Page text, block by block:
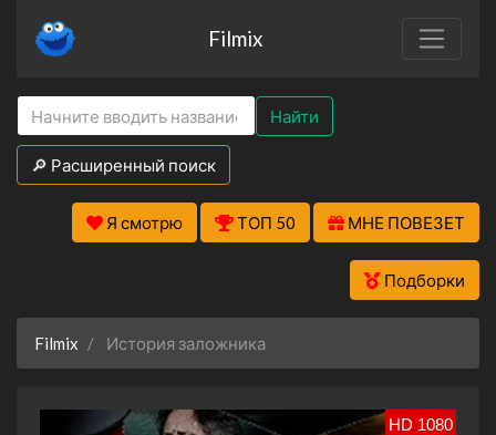
Filmix
Найти
🔎 Расширенный поиск
Я смотрю ТОП 50 МНЕ ПОВЕЗЕТ
Подборки
Filmix История заложника
HD 1080